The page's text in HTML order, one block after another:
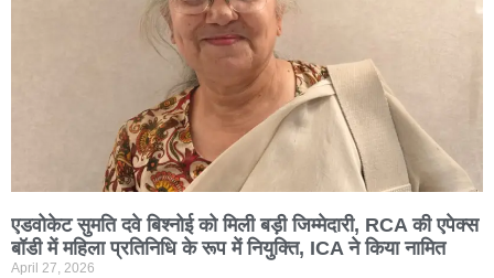
एडवोकेट सुमति दवे बिश्नोई को मिली बड़ी जिम्मेदारी, RCA की एपेक्स
बॉडी में महिला प्रतिनिधि के रूप में नियुक्ति, ICA ने किया नामित
April 27, 2026